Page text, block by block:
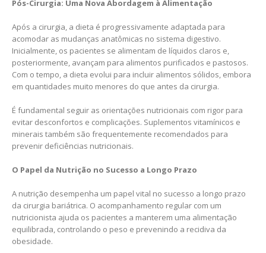
Pós-Cirurgia: Uma Nova Abordagem à Alimentação
Após a cirurgia, a dieta é progressivamente adaptada para
acomodar as mudanças anatômicas no sistema digestivo.
Inicialmente, os pacientes se alimentam de líquidos claros e,
posteriormente, avançam para alimentos purificados e pastosos.
Com o tempo, a dieta evolui para incluir alimentos sólidos, embora
em quantidades muito menores do que antes da cirurgia.
É fundamental seguir as orientações nutricionais com rigor para
evitar desconfortos e complicações. Suplementos vitamínicos e
minerais também são frequentemente recomendados para
prevenir deficiências nutricionais.
O Papel da Nutrição no Sucesso a Longo Prazo
A nutrição desempenha um papel vital no sucesso a longo prazo
da cirurgia bariátrica. O acompanhamento regular com um
nutricionista ajuda os pacientes a manterem uma alimentação
equilibrada, controlando o peso e prevenindo a recidiva da
obesidade.